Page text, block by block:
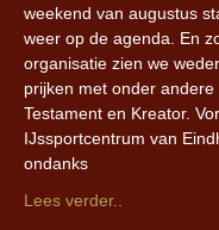
weekend van augustus
weer op de agenda. En
organisatie zien we
prijken met onder
Testament en Kreator.
IJssportcentrum van
ondanks
Lees verder..